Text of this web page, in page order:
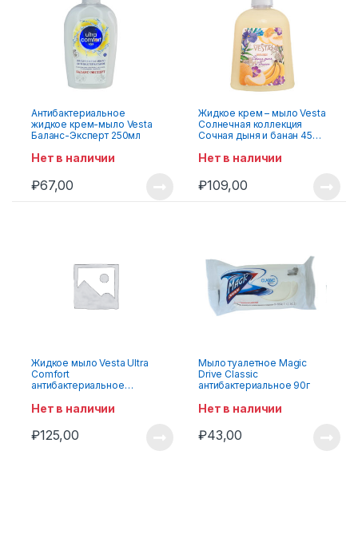
Антибактериальное
жидкое крем-мыло Vesta
Баланс-Эксперт 250мл
Нет в наличии
₽67,00
Жидкое крем – мыло Vesta
Солнечная коллекция
Сочная дыня и банан 450
Нет в наличии
₽109,00
Жидкое мыло Vesta Ultra
Comfort
антибактериальное
Нет в наличии
₽125,00
Мыло туалетное Magic
Drive Classic
антибактериальное 90г
Нет в наличии
₽43,00